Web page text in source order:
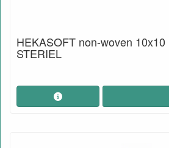
HEKASOFT non-woven
STERIEL